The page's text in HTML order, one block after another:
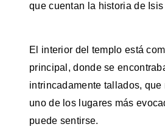
que cuentan la historia de
El interior del templo está
principal, donde se
intrincadamente tallados,
uno de los lugares más
puede sentirse.